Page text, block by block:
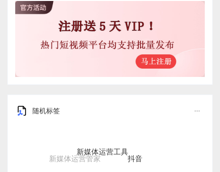
随机标签
新媒体运营管家
新媒体运营工具
抖音